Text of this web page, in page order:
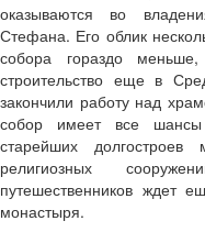
оказываются во
Стефана. Его облик
собора гораздо
строительство еще в
закончили работу над
собор имеет все шансы
старейших
религиозных
путешественников ждет
монастыря.